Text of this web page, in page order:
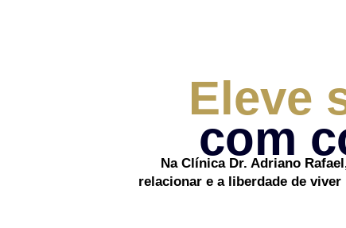
Eleve
com
Na Clínica Dr. Adriano
relacionar e a liberdade de